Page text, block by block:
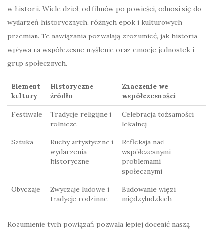
w historii. Wiele dzieł, od filmów po powieści, odnosi się do
wydarzeń historycznych, różnych epok i kulturowych
przemian. Te nawiązania pozwalają zrozumieć, jak historia
wpływa na współczesne myślenie oraz emocje jednostek i
grup społecznych.
Element
kultury
Historyczne
źródło
Znaczenie we
współczesności
Festiwale
Tradycje religijne i
rolnicze
Celebracja tożsamości
lokalnej
Sztuka
Ruchy artystyczne i
wydarzenia
historyczne
Refleksja nad
współczesnymi
problemami
społecznymi
Obyczaje
Zwyczaje ludowe i
tradycje rodzinne
Budowanie więzi
międzyludzkich
Rozumienie tych powiązań pozwala lepiej docenić naszą